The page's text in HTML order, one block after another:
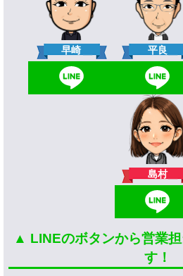
早崎 平良
島村
▲ LINEのボタンから営業
す！